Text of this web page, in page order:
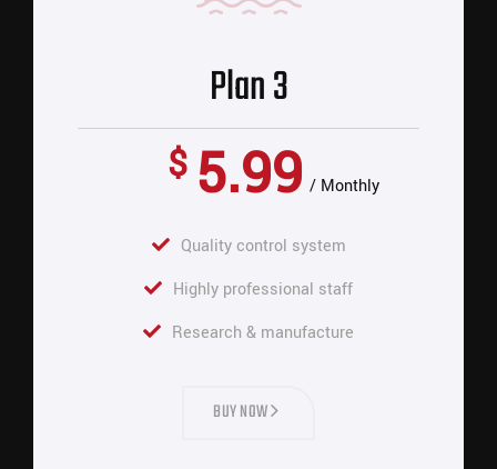
Plan 3
$ 5.99 Monthly
Quality control system
Highly professional staff
Research & manufacture
BUY NOW